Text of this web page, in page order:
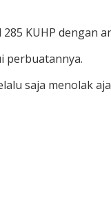
KUHP dengan
perbuatannya.
saja menolak